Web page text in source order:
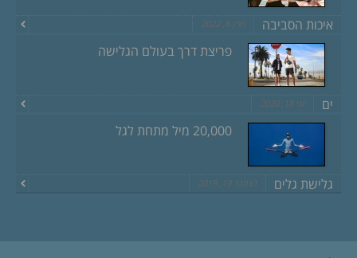
איכות הסביבה מרץ 8, 2022
פריצת דרך בעולם הגלישה
ים יוני 18, 2020
20,000 מיל מתחת לגל
גלישת גלים דצמבר 13, 2019